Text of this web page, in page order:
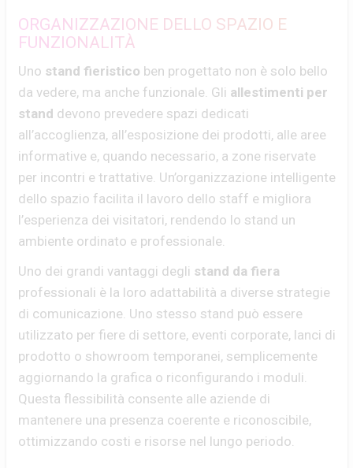
ORGANIZZAZIONE DELLO SPAZIO E
FUNZIONALITÀ
Uno stand fieristico ben progettato non è solo bello
da vedere, ma anche funzionale. Gli allestimenti per
stand devono prevedere spazi dedicati
all’accoglienza, all’esposizione dei prodotti, alle aree
informative e, quando necessario, a zone riservate
per incontri e trattative. Un’organizzazione intelligente
dello spazio facilita il lavoro dello staff e migliora
l’esperienza dei visitatori, rendendo lo stand un
ambiente ordinato e professionale.
Uno dei grandi vantaggi degli stand da fiera
professionali è la loro adattabilità a diverse strategie
di comunicazione. Uno stesso stand può essere
utilizzato per fiere di settore, eventi corporate, lanci di
prodotto o showroom temporanei, semplicemente
aggiornando la grafica o riconfigurando i moduli.
Questa flessibilità consente alle aziende di
mantenere una presenza coerente e riconoscibile,
ottimizzando costi e risorse nel lungo periodo.